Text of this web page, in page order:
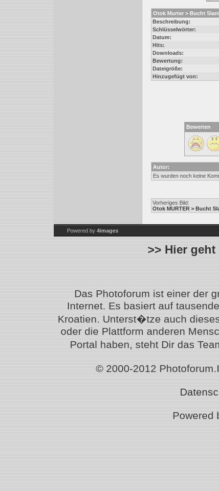
Otok Murter > Bucht
Beschreibung:
Schlüsselwörter:
Datum:
Hits:
Downloads:
Bewertung:
Dateigröße:
Hinzugefügt von:
Bewerten
Autor:
Es wurden noch keine
Vorheriges Bild:
Otok MURTER > Bucht
Powered by 4images
>> Hier
Das Photoforum ist einer der
Internet. Es basiert auf
Kroatien. Unterst�tze auch
oder die Plattform anderen
Portal haben, steht Dir das
© 2000-2012
Powered